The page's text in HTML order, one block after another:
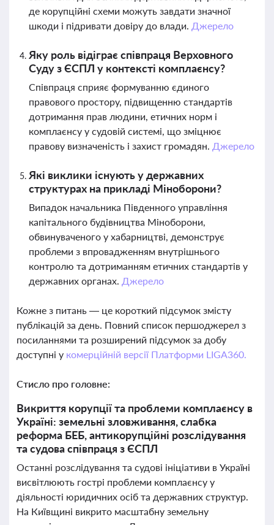
де корупційні схеми можуть завдати значної
шкоди і підривати довіру до влади. Джерело
Яку роль відіграє співпраця Верховного
Суду з ЄСПЛ у контексті комплаєнсу?
Співпраця сприяє формуванню єдиного
правового простору, підвищенню стандартів
дотримання прав людини, етичних норм і
комплаєнсу у судовій системі, що зміцнює
правову визначеність і захист громадян. Джерело
Які виклики існують у державних
структурах на прикладі Міноборони?
Випадок начальника Південного управління
капітального будівництва Міноборони,
обвинуваченого у хабарництві, демонструє
проблеми з впровадженням внутрішнього
контролю та дотриманням етичних стандартів у
державних органах. Джерело
Кожне з питань — це короткий підсумок змісту
публікацій за день. Повний список першоджерел з
посиланнями та розширений підсумок за добу
доступні у комерційній версії Платформи LIGA360.
Стисло про головне:
Викриття корупції та проблеми комплаєнсу в
Україні: земельні зловживання, слабка
реформа БЕБ, антикорупційні розслідування
та судова співпраця з ЄСПЛ
Останні розслідування та судові ініціативи в Україні
висвітлюють гострі проблеми комплаєнсу у
діяльності юридичних осіб та державних структур.
На Київщині викрито масштабну земельну